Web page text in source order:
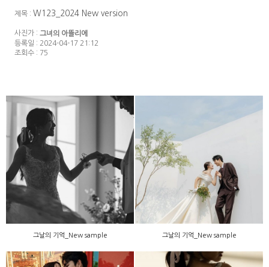
제목 : W123_2024 New version
사진가 : 그녀의 아뜰리에
등록일 : 2024-04-17 21:12
조회수 : 75
그날의 기억_New sample
그날의 기억_New sample
그날의 기억_New sample
그날의 기억_New sample